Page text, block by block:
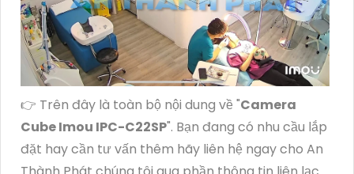
👉 Trên đây là toàn bộ nội dung về "Camera
Cube Imou IPC-C22SP". Bạn đang có nhu cầu lắp
đặt hay cần tư vấn thêm hãy liên hệ ngay cho An